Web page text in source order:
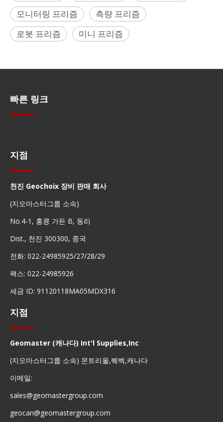
모니터링 프리즘
측량 프리즘
로봇 프리즘
미니 프리즘
빠른 링크
지점
천진 Geochoix 장비 판매 회사
(지오마스터그룹 소속)
No.4-1, 홍콩 가든 B, 동리
Dist., 천진 300300, 중국
전화: 022-24985925/27/28/29
팩스: 022-24985926
세금 ID: 91120118MA05MDX316
지점
Geomaster (캐나다) Int'l Supplies,Inc
(지오마스터그룹 소속) 몬트리올,퀘벡,캐나다
이메일:
sales@geomastergroup.com
geocan@geomastergroup.com